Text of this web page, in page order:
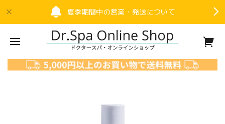
夏季期間中の営業・発送について